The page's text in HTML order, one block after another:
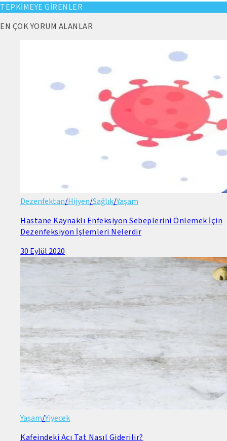
TEPKİMEYE GİRENLER
EN ÇOK YORUM ALANLAR
Dezenfektan/Hijyen/Sağlık/Yaşam
Hastane Kaynaklı Enfeksiyon Sebeplerini Önlemek İçin
Dezenfeksiyon İşlemleri Nelerdir
30 Eylül 2020
Yaşam/Yiyecek
Kafeindeki Acı Tat Nasıl Giderilir?